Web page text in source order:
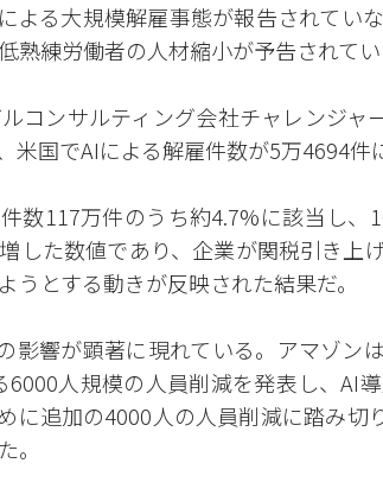
よる大規模解雇事態が報告されてい
熟練労働者の人材縮小が予告されてい
コンサルティング会社チャレンジ
米国でAIによる解雇件数が5万4694件
数117万件のうち約4.7%に該当し
した数値であり、企業が関税引き上
うとする動きが反映された結果だ。
影響が顕著に現れている。アマゾン
人規模の人員削減を発表し、AI
に追加の4000人の人員削減に踏み切
。